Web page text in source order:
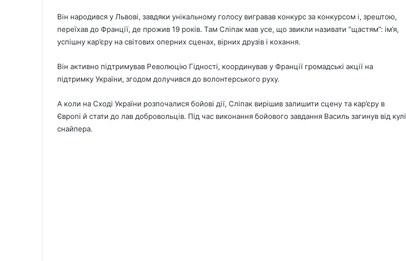
Він народився у Львові, завдяки унікальному голосу вигравав конкурс за конкурсом і, зрештою,
переїхав до Франції, де прожив 19 років. Там Сліпак мав усе, що звикли називати “щастям”: ім’я,
успішну кар’єру на світових оперних сценах, вірних друзів і кохання.
Він активно підтримував Революцію Гідності, координував у Франції громадські акції на
підтримку України, згодом долучився до волонтерського руху.
А коли на Сході України розпочалися бойові дії, Сліпак вирішив залишити сцену та кар’єру в
Європі й стати до лав добровольців. Під час виконання бойового завдання Василь загинув від кулі
снайпера.